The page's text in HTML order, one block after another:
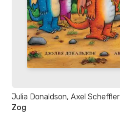
Julia Donaldson, Axel Scheffler
Zog